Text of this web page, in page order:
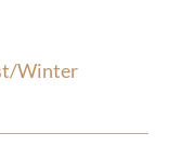
Winter